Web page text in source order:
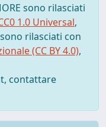
sono rilasciati
1.0 Universal,
rilasciati con
(CC BY 4.0),
contattare